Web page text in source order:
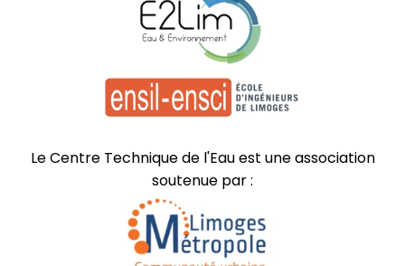
Le Centre Technique de l'Eau est une association
soutenue par :